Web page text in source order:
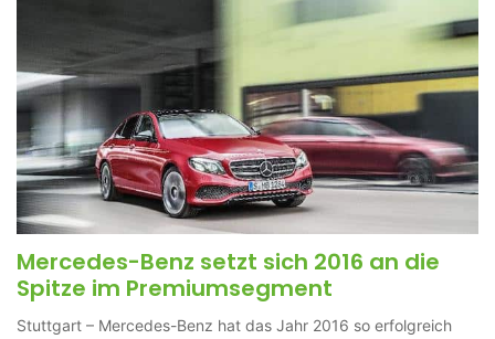
Mercedes-Benz setzt sich 2016 an die
Spitze im Premiumsegment
Stuttgart – Mercedes-Benz hat das Jahr 2016 so erfolgreich